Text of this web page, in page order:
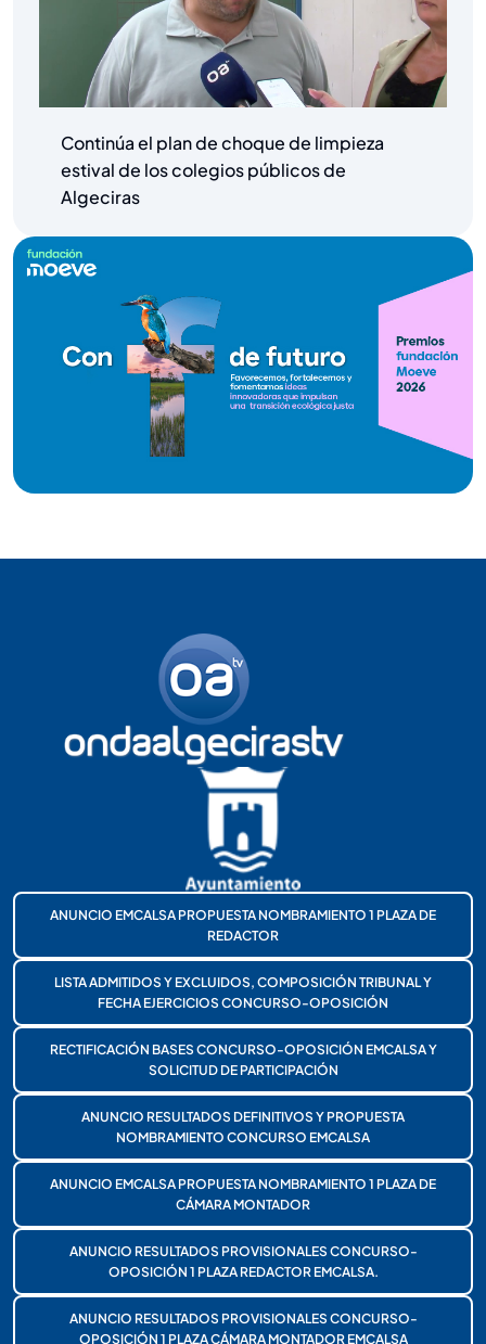
Continúa el plan de choque de limpieza
estival de los colegios públicos de
Algeciras
ANUNCIO EMCALSA PROPUESTA NOMBRAMIENTO 1 PLAZA DE
REDACTOR
LISTA ADMITIDOS Y EXCLUIDOS, COMPOSICIÓN TRIBUNAL Y
FECHA EJERCICIOS CONCURSO-OPOSICIÓN
RECTIFICACIÓN BASES CONCURSO-OPOSICIÓN EMCALSA Y
SOLICITUD DE PARTICIPACIÓN
ANUNCIO RESULTADOS DEFINITIVOS Y PROPUESTA
NOMBRAMIENTO CONCURSO EMCALSA
ANUNCIO EMCALSA PROPUESTA NOMBRAMIENTO 1 PLAZA DE
CÁMARA MONTADOR
ANUNCIO RESULTADOS PROVISIONALES CONCURSO-
OPOSICIÓN 1 PLAZA REDACTOR EMCALSA.
ANUNCIO RESULTADOS PROVISIONALES CONCURSO-
OPOSICIÓN 1 PLAZA CÁMARA MONTADOR EMCALSA